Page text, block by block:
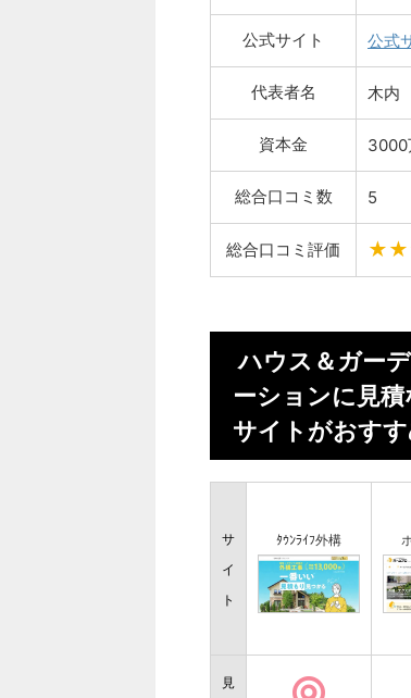
公式サイト 公式
代表者名 木内
資本金 3000
総合口コミ数 5
総合口コミ評価
ハウス＆ガー
ーションに見
サイトがおす
サ
イ
ト
ﾀｳﾝﾗｲﾌ外構
見